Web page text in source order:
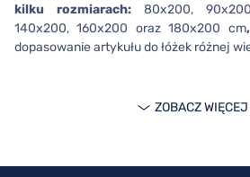
kilku rozmiarach: 80x200,
140x200, 160x200 oraz 180x200 cm,
dopasowanie artykułu do łóżek różnej
SleepMed Hybrid
ZOBACZ WIĘCEJ